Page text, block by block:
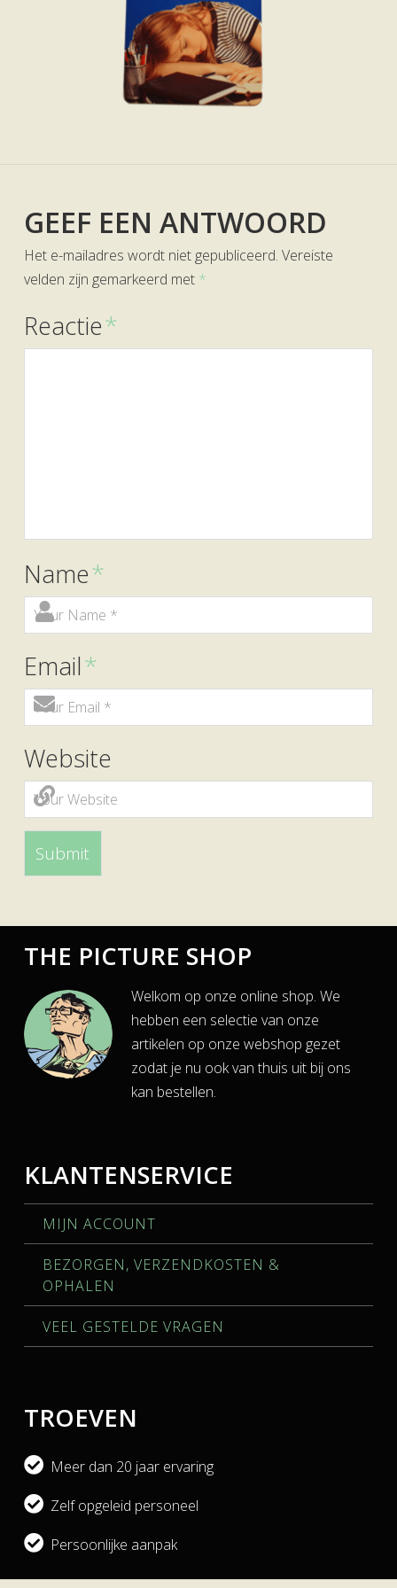
GEEF EEN ANTWOORD
Het e-mailadres wordt niet gepubliceerd. Vereiste
velden zijn gemarkeerd met *
Reactie*
Name*
Email*
Website
THE PICTURE SHOP
Welkom op onze online shop. We
hebben een selectie van onze
artikelen op onze webshop gezet
zodat je nu ook van thuis uit bij ons
kan bestellen.
KLANTENSERVICE
MIJN ACCOUNT
BEZORGEN, VERZENDKOSTEN &
OPHALEN
VEEL GESTELDE VRAGEN
TROEVEN
Meer dan 20 jaar ervaring
Zelf opgeleid personeel
Persoonlijke aanpak